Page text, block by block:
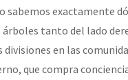
exactamente
tanto del lado
en las
que compra